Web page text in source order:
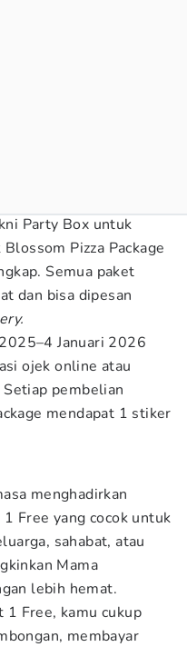
Party Box untuk
Pizza Package
Semua paket
dan bisa dipesan
Januari 2026
ojek online atau
pembelian
mendapat 1 stiker
menghadirkan
Free yang cocok untuk
sahabat, atau
Mama
lebih hemat.
1 Free, kamu cukup
membayar